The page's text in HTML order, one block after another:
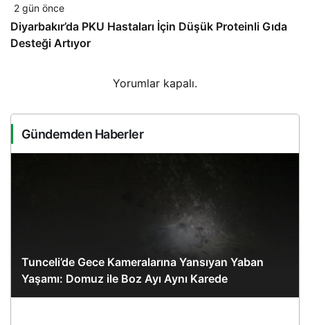
2 gün önce
Diyarbakır’da PKU Hastaları İçin Düşük Proteinli Gıda
Desteği Artıyor
Yorumlar kapalı.
Gündemden Haberler
Tunceli’de Gece Kameralarına Yansıyan Yaban
Yaşamı: Domuz ile Boz Ayı Aynı Karede